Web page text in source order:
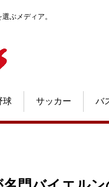
ぶメディア。
球 サッカー バ